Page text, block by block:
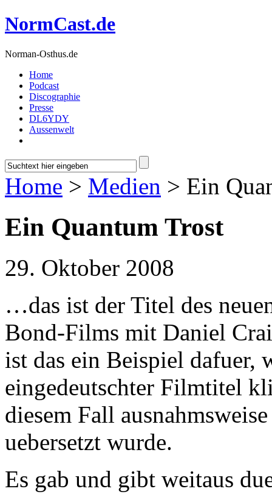
NormCast.de
Norman-Osthus.de
Home
Podcast
Discographie
Presse
DL6YDY
Aussenwelt
Home > Medien > Ein
Ein Quantum Trost
29. Oktober 2008
…das ist der Titel des
Bond-Films mit Daniel
ist das ein Beispiel dafuer,
eingedeutschter Filmtitel
diesem Fall
uebersetzt wurde.
Es gab und gibt weitaus